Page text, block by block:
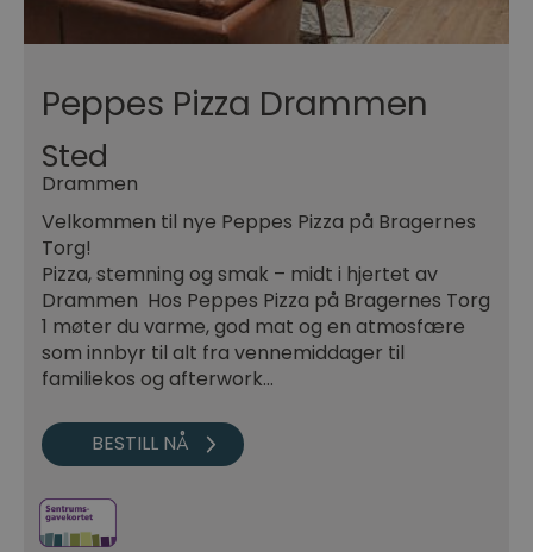
Peppes Pizza Drammen
Sted
Drammen
Velkommen til nye Peppes Pizza på Bragernes
Torg!
Pizza, stemning og smak – midt i hjertet av
Drammen Hos Peppes Pizza på Bragernes Torg
1 møter du varme, god mat og en atmosfære
som innbyr til alt fra vennemiddager til
familiekos og afterwork…